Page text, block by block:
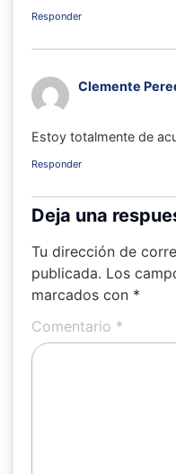
Responder
Clemente
Estoy totalmente de
Responder
Deja una
Tu dirección de
publicada. Los
marcados con *
Comentario *